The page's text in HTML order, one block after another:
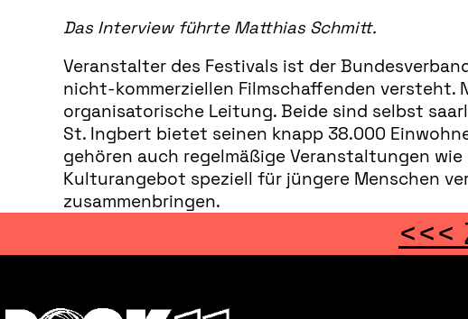
Das Interview führte Matthias Schmitt.
Veranstalter des Festivals ist der
nicht-kommerziellen Filmschaffenden versteht.
organisatorische Leitung. Beide sind selbst
St. Ingbert bietet seinen knapp 38.000
gehören auch regelmäßige Veranstaltungen
Kulturangebot speziell für jüngere Menschen
zusammenbringen.
<<<